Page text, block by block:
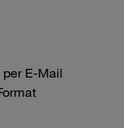
E-Mail